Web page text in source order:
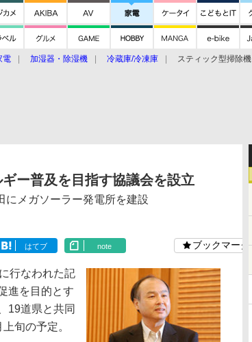
電 加湿器・除湿機 冷蔵庫/冷凍庫 スティック型掃除機
ー普及を目指す協議会を設立
にメガソーラー発電所を建設
はてブ note ブックマーク
行なわれた記
進を目的とす
19道県と共同
旬の予定。